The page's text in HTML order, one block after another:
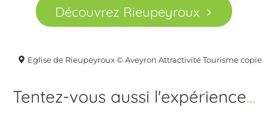
Découvrez Rieupeyroux
Eglise de Rieupeyroux © Aveyron Attractivité Tourisme copie
Tentez-vous aussi l'expérience...